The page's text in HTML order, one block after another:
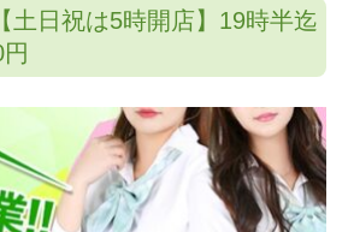
土日祝は5時開店】19時半迄